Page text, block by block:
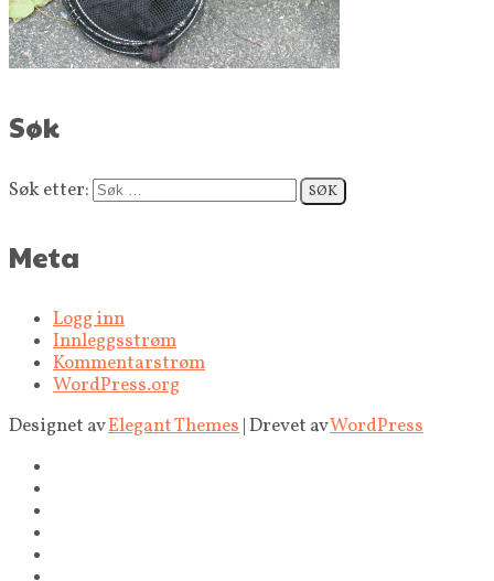
Søk
Søk etter:
Meta
Logg inn
Innleggsstrøm
Kommentarstrøm
WordPress.org
Designet avElegant Themes | Drevet avWordPress